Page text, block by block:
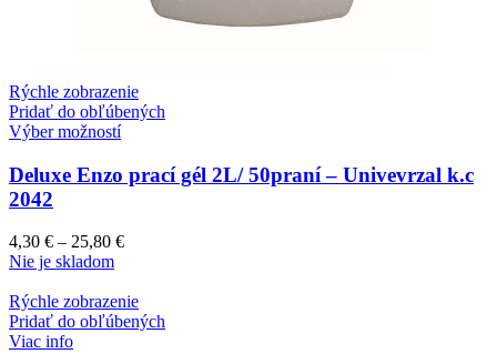
Rýchle zobrazenie
Pridať do obľúbených
Výber možností
Deluxe Enzo prací gél 2L/ 50praní – Univevrzal k.c
2042
4,30 € – 25,80 €
Nie je skladom
Rýchle zobrazenie
Pridať do obľúbených
Viac info